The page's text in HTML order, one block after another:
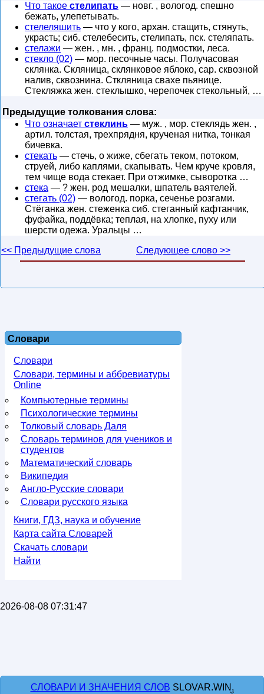
Что такое стелипать — новг. , вологод. спешно
бежать, улепетывать.
стелеляшить — что у кого, архан. стащить, стянуть,
украсть; сиб. стелебесить, стелипать, пск. стеляпать.
стелажи — жен. , мн. , франц. подмостки, леса.
стекло (02) — мор. песочные часы. Получасовая
склянка. Скляница, склянковое яблоко, сар. сквозной
налив, сквознина. Сткляница свахе пьянице.
Стекляжка жен. стеклышко, черепочек стекольный, …
Предыдущие толкования слова:
Что означает стеклинь — муж. , мор. стеклядь жен. ,
артил. толстая, трехпрядня, крученая нитка, тонкая
бичевка.
стекать — стечь, о жиже, сбегать теком, потоком,
струей, либо каплями, скапывать. Чем круче кровля,
тем чище вода стекает. При отжимке, сыворотка …
стека — ? жен. род мешалки, шпатель ваятелей.
стегать (02) — вологод. порка, сеченье розгами.
Стёганка жен. стеженка сиб. стеганный кафтанчик,
фуфайка, поддёвка; теплая, на хлопке, пуху или
шерсти одежа. Уральцы …
<< Предыдущие слова
Следующее слово >>
Словари
Словари
Словари, термины и аббревиатуры
Online
Компьютерные термины
Психологические термины
Толковый словарь Даля
Словарь терминов для учеников и
студентов
Математический словарь
Википедия
Англо-Русские словари
Словари русского языка
Книги, ГДЗ, наука и обучение
Карта сайта Словарей
Скачать словари
Найти
2026-08-08 07:31:47
СЛОВАРИ И ЗНАЧЕНИЯ СЛОВ SLOVAR.WIN,